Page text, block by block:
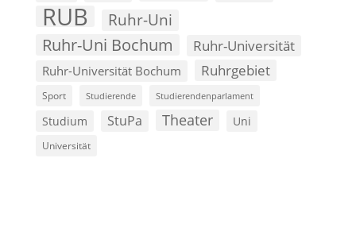
RUB Ruhr-Uni
Ruhr-Uni Bochum Ruhr-Universität
Ruhr-Universität Bochum Ruhrgebiet
Sport Studierende Studierendenparlament
Studium StuPa Theater Uni
Universität